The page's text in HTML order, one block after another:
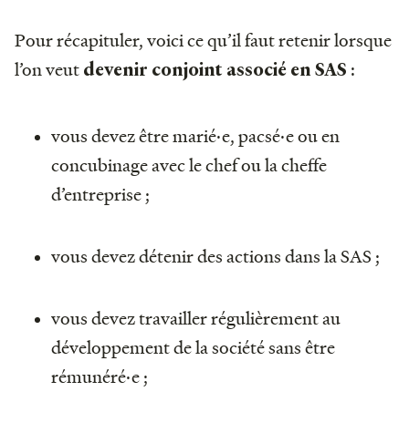
Pour récapituler, voici ce qu’il faut retenir lorsque
l’on veut devenir conjoint associé en SAS :
vous devez être marié·e, pacsé·e ou en
concubinage avec le chef ou la cheffe
d’entreprise ;
vous devez détenir des actions dans la SAS ;
vous devez travailler régulièrement au
développement de la société sans être
rémunéré·e ;